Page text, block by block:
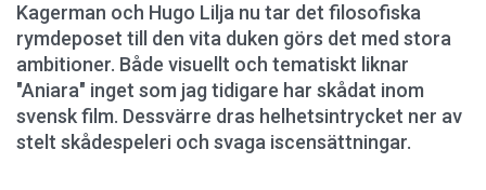
Kagerman och Hugo Lilja nu tar det filosofiska
rymdeposet till den vita duken görs det med stora
ambitioner. Både visuellt och tematiskt liknar
"Aniara" inget som jag tidigare har skådat inom
svensk film. Dessvärre dras helhetsintrycket ner av
stelt skådespeleri och svaga iscensättningar.